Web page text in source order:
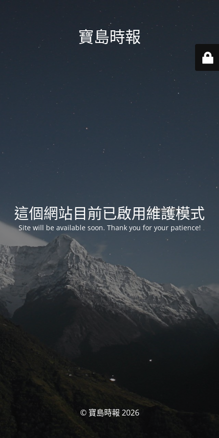
寶島時報
這個網站目前已啟用維護模式
Site will be available soon. Thank you for your patience!
© 寶島時報 2026